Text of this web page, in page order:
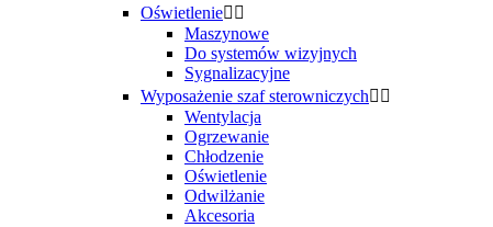
Oświetlenie 
Maszynowe
Do systemów wizyjnych
Sygnalizacyjne
Wyposażenie szaf sterowniczych 
Wentylacja
Ogrzewanie
Chłodzenie
Oświetlenie
Odwilżanie
Akcesoria